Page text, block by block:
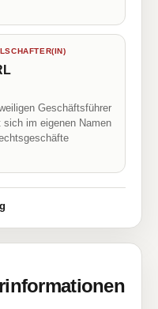
Geschäftsführer
im eigenen Namen